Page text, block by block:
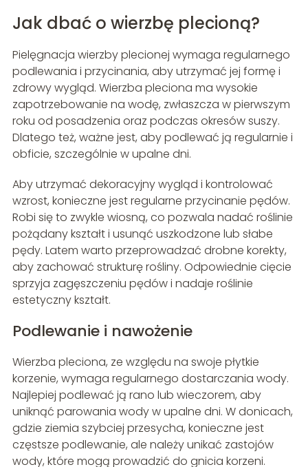
Jak dbać o wierzbę plecioną?
Pielęgnacja wierzby plecionej wymaga regularnego
podlewania i przycinania, aby utrzymać jej formę i
zdrowy wygląd. Wierzba pleciona ma wysokie
zapotrzebowanie na wodę, zwłaszcza w pierwszym
roku od posadzenia oraz podczas okresów suszy.
Dlatego też, ważne jest, aby podlewać ją regularnie i
obficie, szczególnie w upalne dni.
Aby utrzymać dekoracyjny wygląd i kontrolować
wzrost, konieczne jest regularne przycinanie pędów.
Robi się to zwykle wiosną, co pozwala nadać roślinie
pożądany kształt i usunąć uszkodzone lub słabe
pędy. Latem warto przeprowadzać drobne korekty,
aby zachować strukturę rośliny. Odpowiednie cięcie
sprzyja zagęszczeniu pędów i nadaje roślinie
estetyczny kształt.
Podlewanie i nawożenie
Wierzba pleciona, ze względu na swoje płytkie
korzenie, wymaga regularnego dostarczania wody.
Najlepiej podlewać ją rano lub wieczorem, aby
uniknąć parowania wody w upalne dni. W donicach,
gdzie ziemia szybciej przesycha, konieczne jest
częstsze podlewanie, ale należy unikać zastojów
wody, które mogą prowadzić do gnicia korzeni.